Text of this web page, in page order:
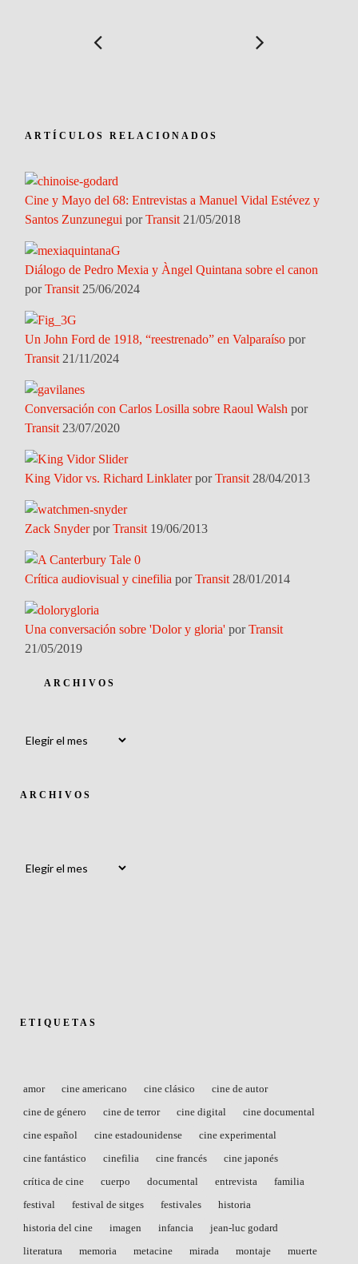
ARTÍCULOS RELACIONADOS
Cine y Mayo del 68: Entrevistas a Manuel Vidal Estévez y
Santos Zunzunegui porTransit 21/05/2018
Diálogo de Pedro Mexia y Àngel Quintana sobre el canon
porTransit 25/06/2024
Un John Ford de 1918, “reestrenado” en Valparaíso por
Transit 21/11/2024
Conversación con Carlos Losilla sobre Raoul Walsh por
Transit 23/07/2020
King Vidor vs. Richard LinklaterporTransit 28/04/2013
Zack SnyderporTransit 19/06/2013
Crítica audiovisual y cinefilia porTransit 28/01/2014
Una conversación sobre 'Dolor y gloria' porTransit
21/05/2019
ARCHIVOS
ARCHIVOS
ETIQUETAS
amor cine americano cine clásico
cine de autor
cine de género
cine de terror cine digital
cine documental
cine español
cine estadounidense
cine experimental
cine fantástico
cinefilia cine francés
cine japonés
crítica de cine
cuerpo documental entrevista
familia
festival
festival de sitges festivales
historia
historia del cine
imagen infancia
jean-luc godard
literatura
memoria metacine mirada montaje muerte